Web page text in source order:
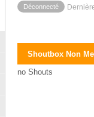
Déconnecté
Shoutbox Non
no Shouts